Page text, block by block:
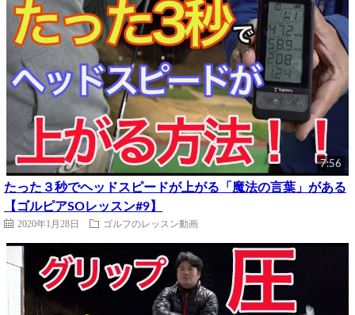
7:56
たった３秒でヘッドスピードが上がる「魔法の言葉」がある
【ゴルピアSOレッスン#9】
2020年1月28日 ゴルフのレッスン動画